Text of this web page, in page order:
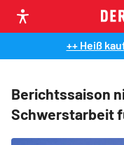
++ Heiß
Berichtssaison
Schwerstarbeit